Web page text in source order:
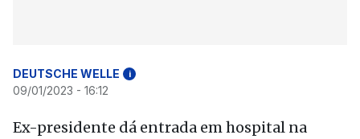
DEUTSCHE WELLE i
09/01/2023 - 16:12
Ex-presidente dá entrada em hospital na